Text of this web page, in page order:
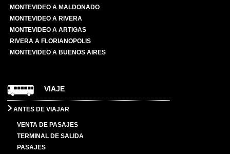
MONTEVIDEO A MALDONADO
MONTEVIDEO A RIVERA
MONTEVIDEO A ARTIGAS
RIVERA A FLORIANOPOLIS
MONTEVIDEO A BUENOS AIRES
VIAJE
ANTES DE VIAJAR
VENTA DE PASAJES
TERMINAL DE SALIDA
PASAJES